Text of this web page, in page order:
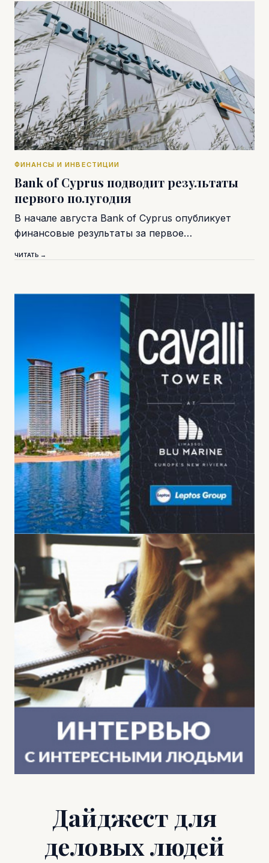
ФИНАНСЫ И ИНВЕСТИЦИИ
Bank of Cyprus подводит результаты
первого полугодия
В начале августа Bank of Cyprus опубликует
финансовые результаты за первое…
ЧИТАТЬ →
Дайджест для
деловых людей